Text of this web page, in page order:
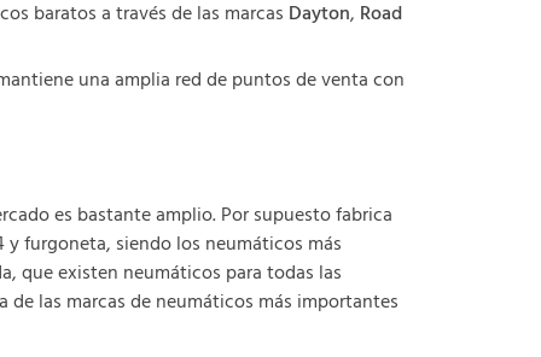
baratos a través de las marcas Dayton, Road
una amplia red de puntos de venta con
es bastante amplio. Por supuesto fabrica
furgoneta, siendo los neumáticos más
que existen neumáticos para todas las
las marcas de neumáticos más importantes